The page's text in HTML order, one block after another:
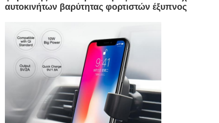
αυτοκινήτων βαρύτητας φορτιστών έξυπνος